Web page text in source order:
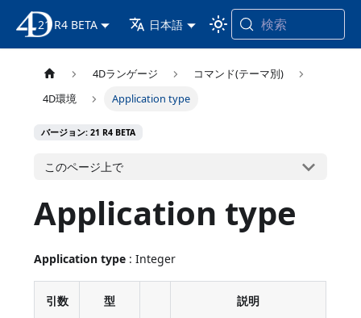
4D ドキュメンテーション
21 R4 BETA 日本語 検索
4Dランゲージ
コマンド(テーマ別)
4D環境
Application type
バージョン: 21 R4 BETA
このページ上で
Application type
Application type : Integer
引数 型 説明